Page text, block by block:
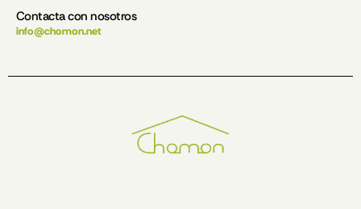
Contacta con nosotros
info@chomon.net